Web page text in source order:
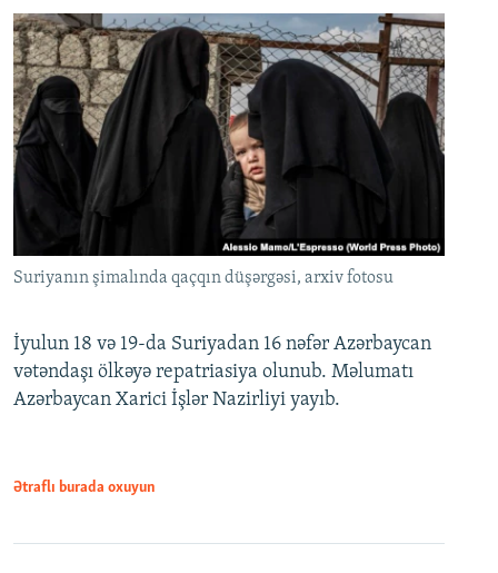
Suriyanın şimalında qaçqın düşərgəsi, arxiv fotosu
İyulun 18 və 19-da Suriyadan 16 nəfər Azərbaycan
vətəndaşı ölkəyə repatriasiya olunub. Məlumatı
Azərbaycan Xarici İşlər Nazirliyi yayıb.
Ətraflı burada oxuyun